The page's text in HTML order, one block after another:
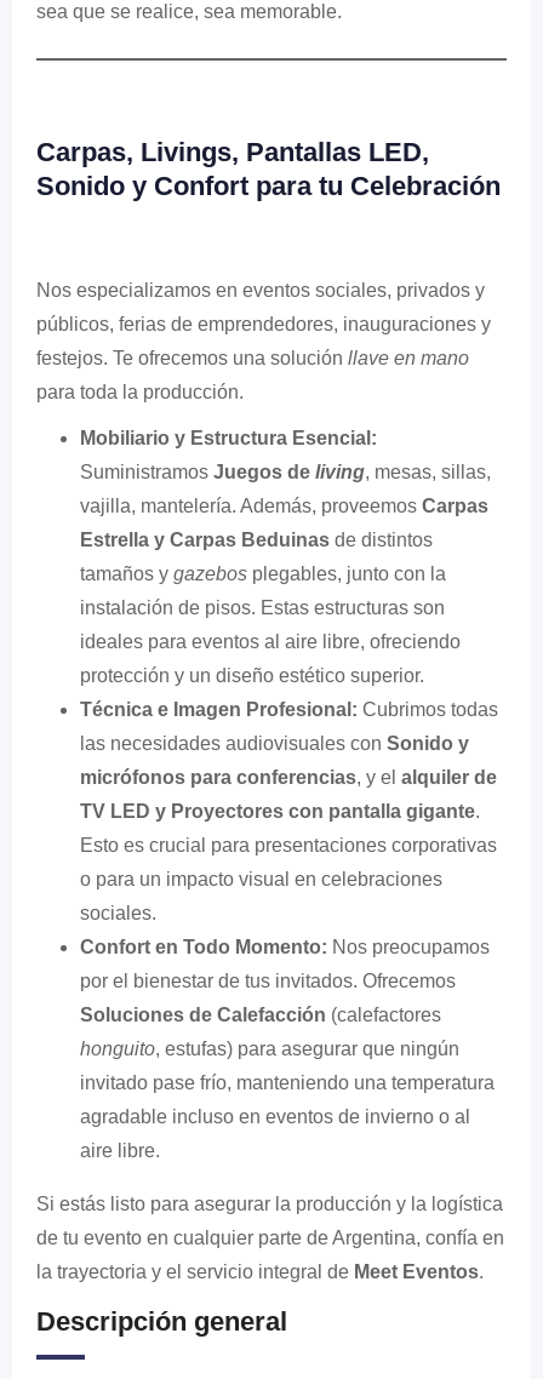
sea que se realice, sea memorable.
Carpas, Livings, Pantallas LED,
Sonido y Confort para tu Celebración
Nos especializamos en eventos sociales, privados y
públicos, ferias de emprendedores, inauguraciones y
festejos. Te ofrecemos una solución llave en mano
para toda la producción.
Mobiliario y Estructura Esencial:
Suministramos Juegos de living, mesas, sillas,
vajilla, mantelería. Además, proveemos Carpas
Estrella y Carpas Beduinas de distintos
tamaños y gazebos plegables, junto con la
instalación de pisos. Estas estructuras son
ideales para eventos al aire libre, ofreciendo
protección y un diseño estético superior.
Técnica e Imagen Profesional: Cubrimos todas
las necesidades audiovisuales con Sonido y
micrófonos para conferencias, y el alquiler de
TV LED y Proyectores con pantalla gigante.
Esto es crucial para presentaciones corporativas
o para un impacto visual en celebraciones
sociales.
Confort en Todo Momento: Nos preocupamos
por el bienestar de tus invitados. Ofrecemos
Soluciones de Calefacción (calefactores
honguito, estufas) para asegurar que ningún
invitado pase frío, manteniendo una temperatura
agradable incluso en eventos de invierno o al
aire libre.
Si estás listo para asegurar la producción y la logística
de tu evento en cualquier parte de Argentina, confía en
la trayectoria y el servicio integral de Meet Eventos.
Descripción general